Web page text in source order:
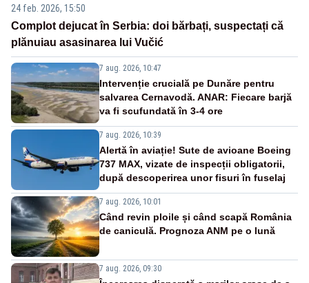
24 feb. 2026, 15:50
Complot dejucat în Serbia: doi bărbați, suspectați că
plănuiau asasinarea lui Vučić
7 aug. 2026, 10:47
Intervenție crucială pe Dunăre pentru
salvarea Cernavodă. ANAR: Fiecare barjă
va fi scufundată în 3-4 ore
7 aug. 2026, 10:39
Alertă în aviație! Sute de avioane Boeing
737 MAX, vizate de inspecții obligatorii,
după descoperirea unor fisuri în fuselaj
7 aug. 2026, 10:01
Când revin ploile și când scapă România
de caniculă. Prognoza ANM pe o lună
7 aug. 2026, 09:30